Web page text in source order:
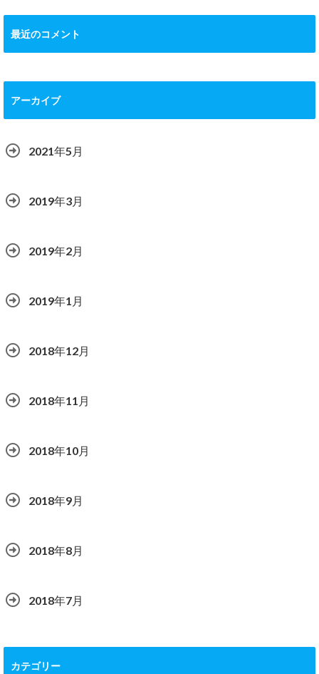
最近のコメント
アーカイブ
2021年5月
2019年3月
2019年2月
2019年1月
2018年12月
2018年11月
2018年10月
2018年9月
2018年8月
2018年7月
カテゴリー